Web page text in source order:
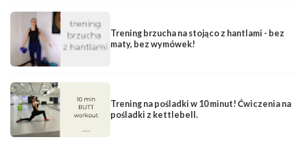
Trening brzucha na stojąco z hantlami - bez
maty, bez wymówek!
Trening na pośladki w 10 minut! Ćwiczenia na
pośladki z kettlebell.